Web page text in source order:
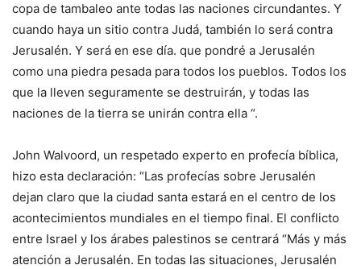
copa de tambaleo ante todas las naciones circundantes. Y
cuando haya un sitio contra Judá, también lo será contra
Jerusalén. Y será en ese día. que pondré a Jerusalén
como una piedra pesada para todos los pueblos. Todos los
que la lleven seguramente se destruirán, y todas las
naciones de la tierra se unirán contra ella “.
John Walvoord, un respetado experto en profecía bíblica,
hizo esta declaración: “Las profecías sobre Jerusalén
dejan claro que la ciudad santa estará en el centro de los
acontecimientos mundiales en el tiempo final. El conflicto
entre Israel y los árabes palestinos se centrará “Más y más
atención a Jerusalén. En todas las situaciones, Jerusalén